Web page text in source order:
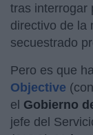
tras interrogar
directivo de la
secuestrado
Pero es que
Objective
el Gobierno
jefe del